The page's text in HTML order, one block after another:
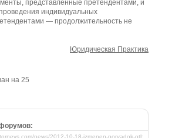
представленные претендентами, и
индивидуальных
— продолжительность не
Юридическая Практика
на 25